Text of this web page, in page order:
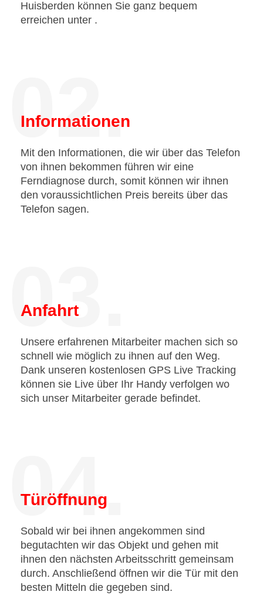
Huisberden können Sie ganz bequem
erreichen unter .
02.
Informationen
Mit den Informationen, die wir über das Telefon
von ihnen bekommen führen wir eine
Ferndiagnose durch, somit können wir ihnen
den voraussichtlichen Preis bereits über das
Telefon sagen.
03.
Anfahrt
Unsere erfahrenen Mitarbeiter machen sich so
schnell wie möglich zu ihnen auf den Weg.
Dank unseren kostenlosen GPS Live Tracking
können sie Live über Ihr Handy verfolgen wo
sich unser Mitarbeiter gerade befindet.
04.
Türöffnung
Sobald wir bei ihnen angekommen sind
begutachten wir das Objekt und gehen mit
ihnen den nächsten Arbeitsschritt gemeinsam
durch. Anschließend öffnen wir die Tür mit den
besten Mitteln die gegeben sind.